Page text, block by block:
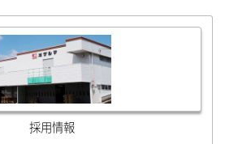
採用情報